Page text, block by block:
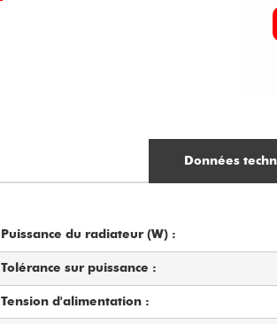
Données
Puissance du radiateur (W) :
Tolérance sur puissance :
Tension d'alimentation :